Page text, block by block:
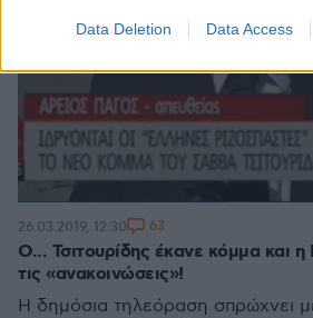
Data Deletion Data Access
Ο... Τσιτουρίδης έκανε κόμμα και
τις «ανακοινώσεις»!
Η δημόσια τηλεόραση σπρώχνει
26.03.2019, 12:30 63